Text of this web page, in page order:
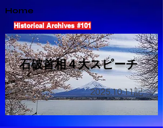
Home
Historical Archives #101
​石破首相４大スピーチ
2025.10.11記